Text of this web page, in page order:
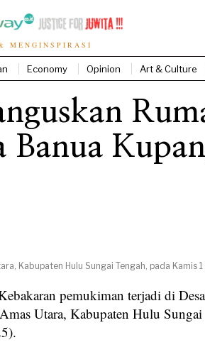
MENGINSPIRASI
Economy Opinion Art & Culture
Banua
Kabupaten Hulu Sungai Tengah, pada Kamis
pemukiman terjadi di Desa
Utara, Kabupaten Hulu Sungai